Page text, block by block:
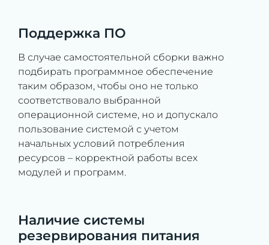
Поддержка ПО
В случае самостоятельной сборки важно
подбирать программное обеспечение
таким образом, чтобы оно не только
соответствовало выбранной
операционной системе, но и допускало
пользование системой с учетом
начальных условий потребления
ресурсов – корректной работы всех
модулей и программ.
Наличие системы
резервирования питания